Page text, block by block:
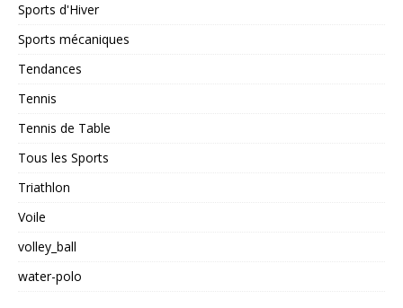
Sports d'Hiver
Sports mécaniques
Tendances
Tennis
Tennis de Table
Tous les Sports
Triathlon
Voile
volley_ball
water-polo